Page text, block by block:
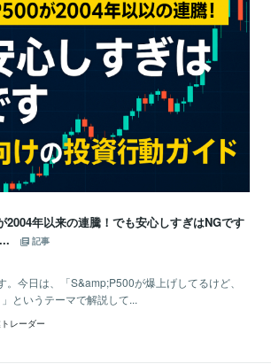
2004年以来の連騰！でも安心しすぎはNGです
記事
。今日は、「S&amp;P500が爆上げしてるけど、
というテーマで解説して...
レーダー